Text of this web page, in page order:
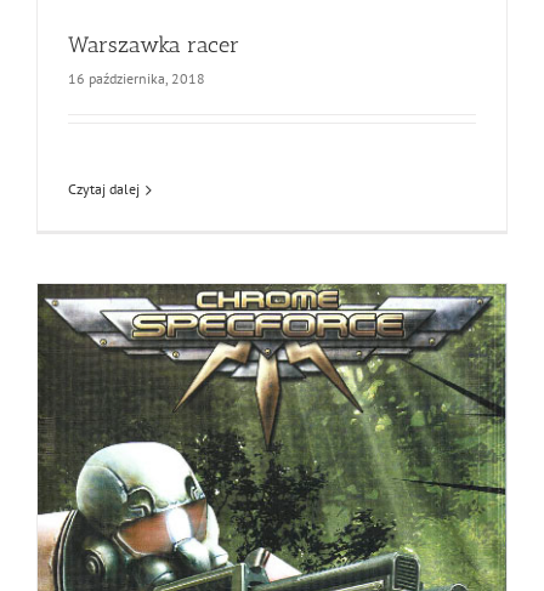
Warszawka racer
16 października, 2018
Czytaj dalej